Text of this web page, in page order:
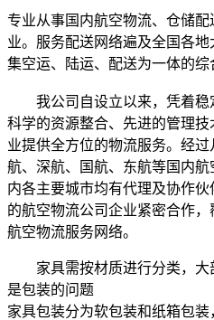
专业从事国内航空物流、仓储
业。服务配送网络遍及全国各
集空运、陆运、配送为一体的综
我公司自设立以来，凭着稳
科学的资源整合、先进的管理
业提供全方位的物流服务。经
航、深航、国航、东航等国内
内各主要城市均有代理及协作
的航空物流公司企业紧密合作
航空物流服务网络。
家具需按材质进行分类，大
是包装的问题
家具包装分为软包装和纸箱包